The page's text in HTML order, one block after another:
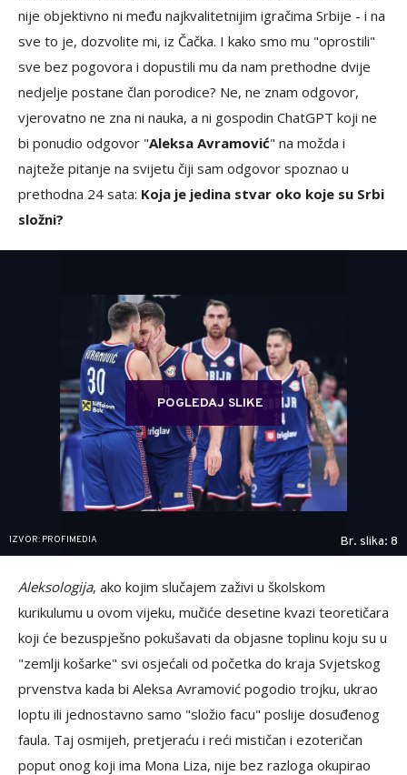
nije objektivno ni među najkvalitetnijim igračima Srbije - i na
sve to je, dozvolite mi, iz Čačka. I kako smo mu "oprostili"
sve bez pogovora i dopustili mu da nam prethodne dvije
nedjelje postane član porodice? Ne, ne znam odgovor,
vjerovatno ne zna ni nauka, a ni gospodin ChatGPT koji ne
bi ponudio odgovor "Aleksa Avramović" na možda i
najteže pitanje na svijetu čiji sam odgovor spoznao u
prethodna 24 sata: Koja je jedina stvar oko koje su Srbi
složni?
POGLEDAJ SLIKE
IZVOR: PROFIMEDIA Br. slika: 8
Aleksologija, ako kojim slučajem zaživi u školskom
kurikulumu u ovom vijeku, mučiće desetine kvazi teoretičara
koji će bezuspješno pokušavati da objasne toplinu koju su u
"zemlji košarke" svi osjećali od početka do kraja Svjetskog
prvenstva kada bi Aleksa Avramović pogodio trojku, ukrao
loptu ili jednostavno samo "složio facu" poslije dosuđenog
faula. Taj osmijeh, pretjeraću i reći mističan i ezoteričan
poput onog koji ima Mona Liza, nije bez razloga okupirao